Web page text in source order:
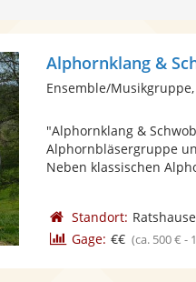
Alphornklang &
Ensemble/
"Alphornklang &
Alphornbläsergruppe
Neben klassischen
Standort:
Gage: €€ (ca. 500 € -